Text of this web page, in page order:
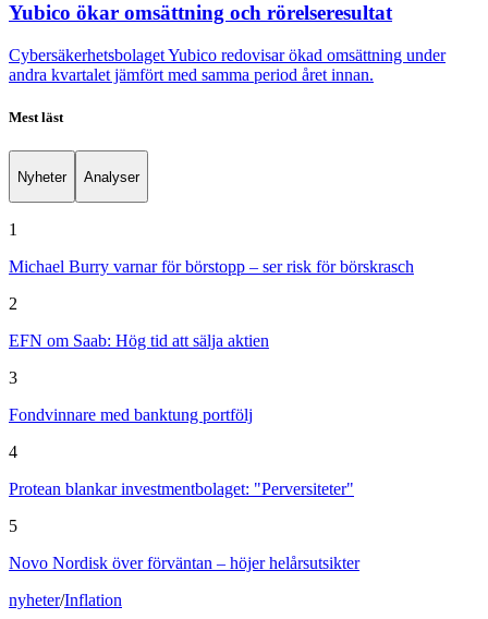
Yubico ökar omsättning och rörelseresultat
Cybersäkerhetsbolaget Yubico redovisar ökad omsättning under
andra kvartalet jämfört med samma period året innan.
Mest läst
Nyheter Analyser
1
Michael Burry varnar för börstopp – ser risk för börskrasch
2
EFN om Saab: Hög tid att sälja aktien
3
Fondvinnare med banktung portfölj
4
Protean blankar investmentbolaget: "Perversiteter"
5
Novo Nordisk över förväntan – höjer helårsutsikter
nyheter/Inflation